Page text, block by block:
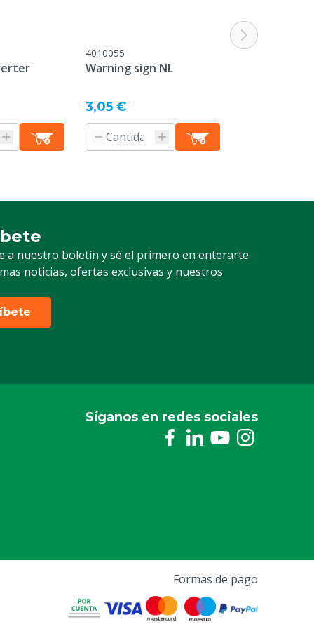
4010055
Warning sign NL
3,05 €
4010057
a nuestro boletín y sé el primero en enterarte
noticias, ofertas exclusivas y nuestros
a nuestro boletín
Síganos en redes sociales
Formas de pago